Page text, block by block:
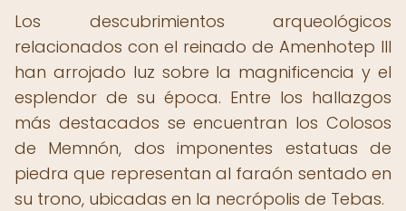
Los descubrimientos arqueológicos
relacionados con el reinado de Amenhotep III
han arrojado luz sobre la magnificencia y el
esplendor de su época. Entre los hallazgos
más destacados se encuentran los Colosos
de Memnón, dos imponentes estatuas de
piedra que representan al faraón sentado en
su trono, ubicadas en la necrópolis de Tebas.